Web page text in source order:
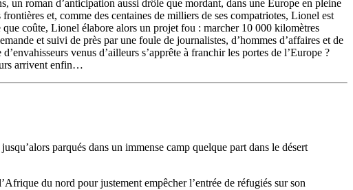
un roman d’anticipation aussi drôle que mordant, dans une Europe en pleine
et, comme des centaines de milliers de ses compatriotes, Lionel est
coûte, Lionel élabore alors un projet fou : marcher 10 000 kilomètres
et suivi de près par une foule de journalistes, d’hommes d’affaires et de
venus d’ailleurs s’apprête à franchir les portes de l’Europe ?
arrivent enfin…
parqués dans un immense camp quelque part dans le désert
du nord pour justement empêcher l’entrée de réfugiés sur son